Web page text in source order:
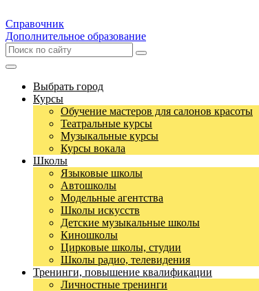
Справочник
Дополнительное образование
Выбрать город
Курсы
Обучение мастеров для салонов красоты
Театральные курсы
Музыкальные курсы
Курсы вокала
Школы
Языковые школы
Автошколы
Модельные агентства
Школы искусств
Детские музыкальные школы
Киношколы
Цирковые школы, студии
Школы радио, телевидения
Тренинги, повышение квалификации
Личностные тренинги